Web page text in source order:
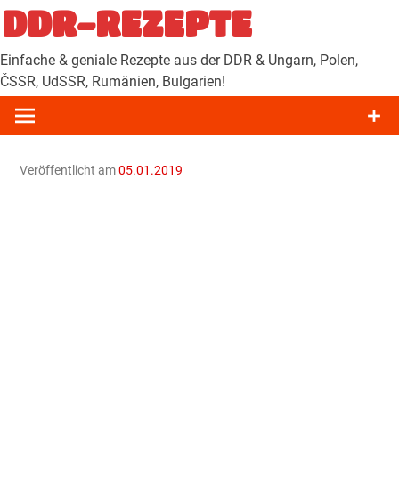
Zum
Inhalt
springen
DDR-REZEPTE
Einfache & geniale Rezepte aus der DDR & Ungarn, Polen,
ČSSR, UdSSR, Rumänien, Bulgarien!
Veröffentlicht am05.01.2019